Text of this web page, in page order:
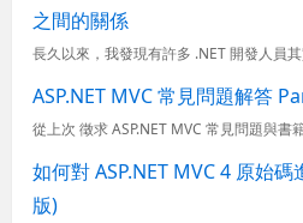
之間的關係
ASP.NET MVC 常見問題解答
如何對 ASP.NET MVC 4 原始
版)